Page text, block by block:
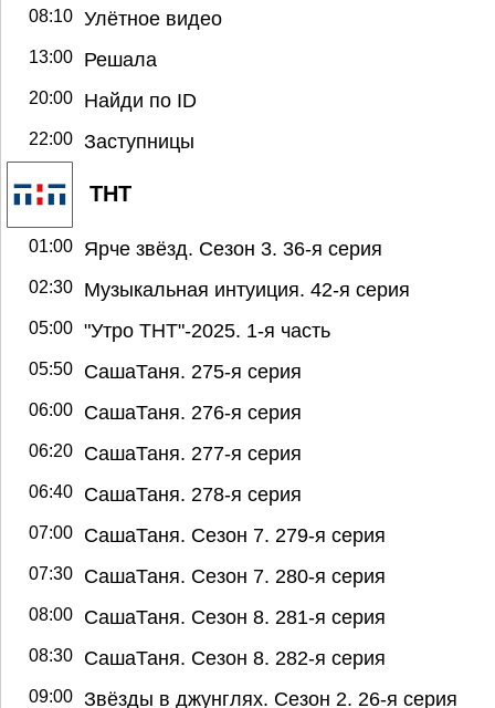
08:10 Улётное видео
13:00 Решала
20:00 Найди по ID
22:00 Заступницы
ТНТ
01:00 Ярче звёзд. Сезон 3. 36-я серия
02:30 Музыкальная интуиция. 42-я серия
05:00 "Утро ТНТ"-2025. 1-я часть
05:50 СашаТаня. 275-я серия
06:00 СашаТаня. 276-я серия
06:20 СашаТаня. 277-я серия
06:40 СашаТаня. 278-я серия
07:00 СашаТаня. Сезон 7. 279-я серия
07:30 СашаТаня. Сезон 7. 280-я серия
08:00 СашаТаня. Сезон 8. 281-я серия
08:30 СашаТаня. Сезон 8. 282-я серия
09:00 Звёзды в джунглях. Сезон 2. 26-я серия